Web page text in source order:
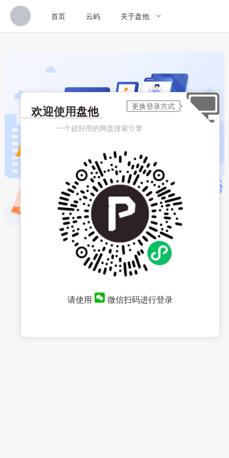
首页 云屿 关于盘他
欢迎使用盘他
一个超好用的网盘搜索引擎
请使用 微信扫码进行登录